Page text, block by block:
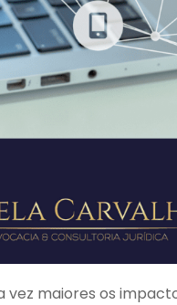
vez maiores os